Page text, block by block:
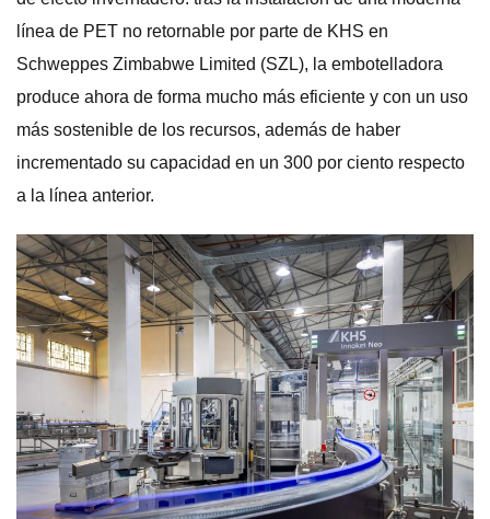
línea de PET no retornable por parte de KHS en
Schweppes Zimbabwe Limited (SZL), la embotelladora
produce ahora de forma mucho más eficiente y con un uso
más sostenible de los recursos, además de haber
incrementado su capacidad en un 300 por ciento respecto
a la línea anterior.